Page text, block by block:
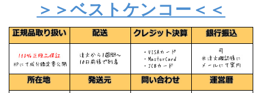
＞＞ベストケンコー＜＜